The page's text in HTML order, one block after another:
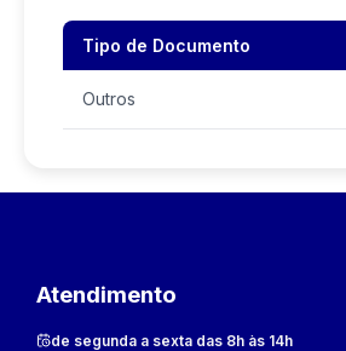
Tipo de Documento
Outros
Atendimento
de segunda a sexta das 8h às 14h